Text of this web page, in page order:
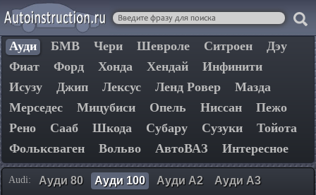
Ауди БМВ Чери Шевроле Ситроен
Дэу
Фиат
Форд Хонда Хендай
Инфинити
Исузу
Джип Лексус Ленд Ровер
Мазда
Мерседес
Мицубиси Опель Ниссан
Пежо
Рено
Сааб Шкода Субару Сузуки
Тойота
Фольксваген
Вольво АвтоВАЗ Интересное
Audi: Ауди 80 Ауди 100 Ауди А2
Ауди А3